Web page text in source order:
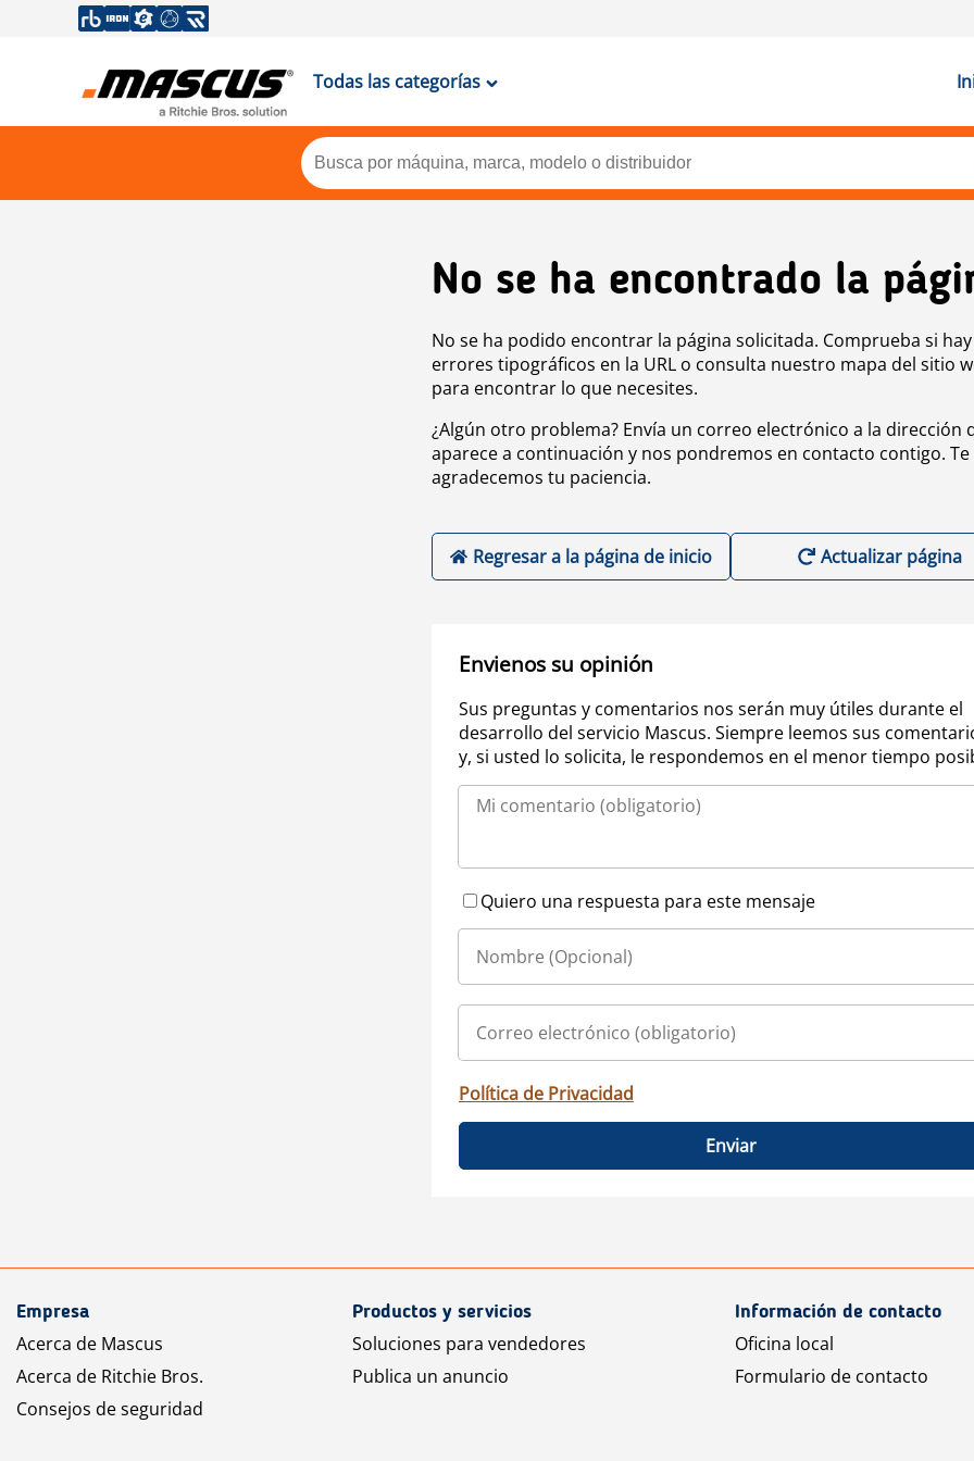
Todas las categorías
No se ha encontrado la
No se ha podido encontrar la página solicitada. Comprueba si hay
errores tipográficos en la URL o consulta nuestro mapa del sitio
para encontrar lo que necesites.
¿Algún otro problema? Envía un correo electrónico a la dirección
aparece a continuación y nos pondremos en contacto contigo. Te
agradecemos tu paciencia.
Regresar a la página de inicio Actualizar página
Envienos su opinión
Sus preguntas y comentarios nos serán muy útiles durante el
desarrollo del servicio Mascus. Siempre leemos sus
y, si usted lo solicita, le respondemos en el menor tiempo
Quiero una respuesta para este mensaje
Política de Privacidad
Enviar
Empresa
Acerca de Mascus
Acerca de Ritchie Bros.
Consejos de seguridad
Productos y servicios
Soluciones para vendedores
Publica un anuncio
Información de contacto
Oficina local
Formulario de contacto